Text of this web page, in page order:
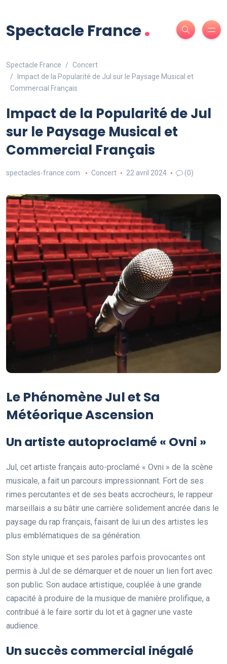
Spectacle France.
Spectacle France
Concert
Impact de la Popularité de Jul sur le Paysage Musical et
Commercial Français
Impact de la Popularité de Jul
sur le Paysage Musical et
Commercial Français
spectacles-france.com Concert 22 avril 2024 (0)
Le Phénomène Jul et Sa
Météorique Ascension
Un artiste autoproclamé « Ovni »
Jul, cet artiste français auto-proclamé « Ovni » de la scène
musicale, a fait un parcours impressionnant. Fort de ses
rimes percutantes et de ses beats accrocheurs, le rappeur
marseillais a su bâtir une carrière solidement ancrée dans le
paysage du rap français, faisant de lui un des artistes les
plus emblématiques de sa génération.
Son style unique et ses paroles parfois provocantes ont
permis à Jul de se démarquer et de nouer un lien fort avec
son public. Son audace artistique, couplée à une grande
capacité à produire de la musique de manière prolifique, a
contribué à le faire sortir du lot et à gagner une vaste
audience.
Un succès commercial inégalé